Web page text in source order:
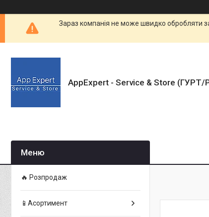
Зараз компанія не може швидко обробляти
AppExpert - Service & Store (ГУРТ/
🔥 Розпродаж
📱Асортимент